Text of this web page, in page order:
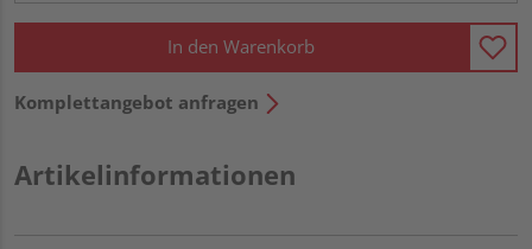
In den Warenkorb
Komplettangebot anfragen
Artikelinformationen